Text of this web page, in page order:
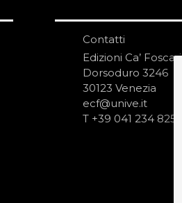
Contatti
Edizioni Ca’ Foscari
Dorsoduro 3246
30123 Venezia
ecf@unive.it
T +39 041 234 8250